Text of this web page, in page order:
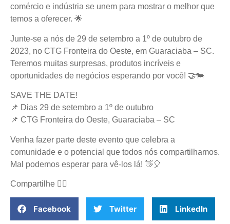
comércio e indústria se unem para mostrar o melhor que
temos a oferecer. 🌟
Junte-se a nós de 29 de setembro a 1º de outubro de
2023, no CTG Fronteira do Oeste, em Guaraciaba – SC.
Teremos muitas surpresas, produtos incríveis e
oportunidades de negócios esperando por você! 🤝🐄
SAVE THE DATE!
📌 Dias 29 de setembro a 1º de outubro
📌 CTG Fronteira do Oeste, Guaraciaba – SC
Venha fazer parte deste evento que celebra a
comunidade e o potencial que todos nós compartilhamos.
Mal podemos esperar para vê-los lá! 👋🎈
Compartilhe 👇🏻
Facebook Twitter LinkedIn